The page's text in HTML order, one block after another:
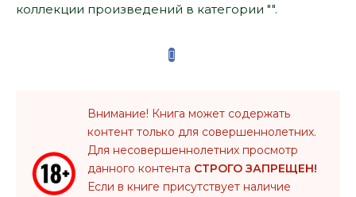
коллекции произведений в категории "".
Внимание! Книга может содержать
контент только для совершеннолетних.
Для несовершеннолетних просмотр
данного контента СТРОГО ЗАПРЕЩЕН!
Если в книге присутствует наличие